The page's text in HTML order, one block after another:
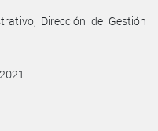
Dirección de Gestión